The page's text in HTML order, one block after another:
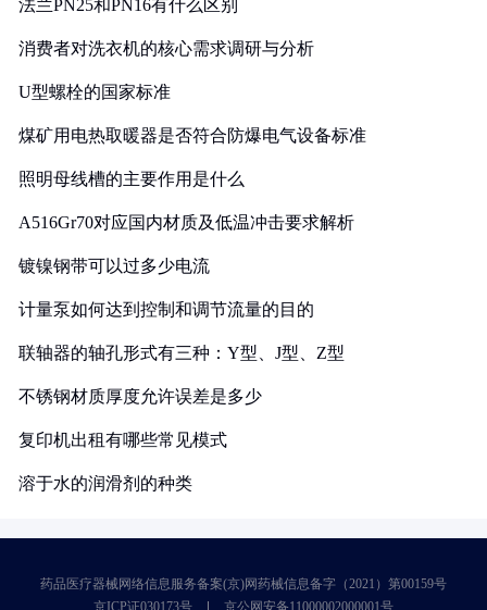
法兰PN25和PN16有什么区别
消费者对洗衣机的核心需求调研与分析
U型螺栓的国家标准
煤矿用电热取暖器是否符合防爆电气设备标准
照明母线槽的主要作用是什么
A516Gr70对应国内材质及低温冲击要求解析
镀镍钢带可以过多少电流
计量泵如何达到控制和调节流量的目的
联轴器的轴孔形式有三种：Y型、J型、Z型
不锈钢材质厚度允许误差是多少
复印机出租有哪些常见模式
溶于水的润滑剂的种类
药品医疗器械网络信息服务备案(京)网药械信息备字（2021）第00159号
京ICP证030173号
京公网安备11000002000001号